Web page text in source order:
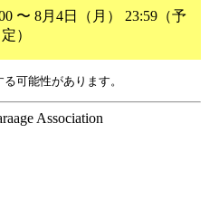
〜 8月4日（月） 23:59（予
定）
可能性があります。
Association